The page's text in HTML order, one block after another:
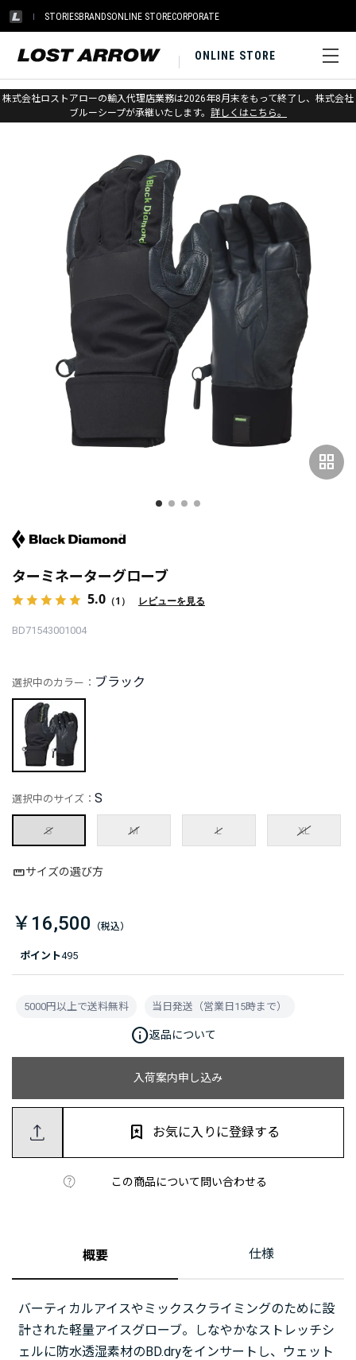
STORIESBRANDSONLINE STORECORPORATE
ONLINE STORE
株式会社ロストアローの輸入代理店業務は2026年8月末をもって終了し、株式会社
ブルーシープが承継いたします。 詳しくはこちら。
ホーム > ブラックダイヤモンド > グローブ > アイス
grid_view
ターミネーターグローブ
5.0 （1） レビューを見る
BD71543001004
ポイント495
選択中のカラー： ブラック
選択中のサイズ： S
S M L XL
サイズの選び方
￥16,500
入荷案内申し込み
この商品について問い合わせる
お気に入りに登録する
5000円以上で送料無料 当日発送（営業日15時まで）
info返品について
概要 仕様
バーティカルアイスやミックスクライミングのために設
計された軽量アイスグローブ。しなやかなストレッチシ
ェルに防水透湿素材のBD.dryをインサートし、ウェット